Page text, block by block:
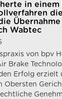
in einem
Wabtec
von bpv
Brake
Erfolg erzielt
Obersten